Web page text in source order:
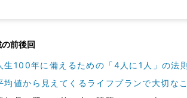
前後回
生100年に備えるための「4人に1人」の法
均値から見えてくるライフプランで大切な